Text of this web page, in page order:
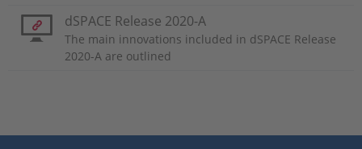
dSPACE Release 2020-A
The main innovations included in dSPACE Release
2020-A are outlined